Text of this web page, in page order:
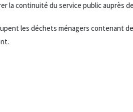
la continuité du service public auprès
les déchets ménagers contenant